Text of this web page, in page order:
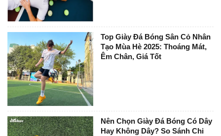
Top Giày Đá Bóng Sân Cỏ Nhân
Tạo Mùa Hè 2025: Thoáng Mát,
Êm Chân, Giá Tốt
Nên Chọn Giày Đá Bóng Có Dây
Hay Không Dây? So Sánh Chi